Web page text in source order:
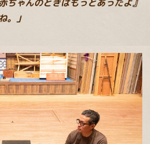
ちゃんのときはもっとあったよ』
。」